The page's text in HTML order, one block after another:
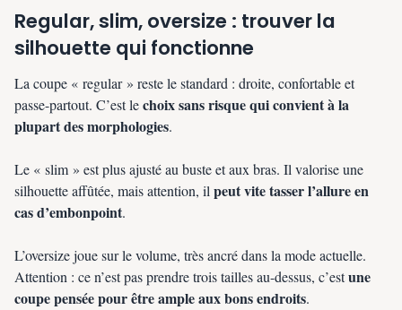
Regular, slim, oversize : trouver la
silhouette qui fonctionne
La coupe « regular » reste le standard : droite, confortable et
passe-partout. C’est lechoix sans risque qui convient à la
plupart des morphologies.
Le « slim » est plus ajusté au buste et aux bras. Il valorise une
silhouette affûtée, mais attention, il peut vite tasser l’allure en
cas d’embonpoint.
L’oversize joue sur le volume, très ancré dans la mode actuelle.
Attention : ce n’est pas prendre trois tailles au-dessus, c’estune
coupe pensée pour être ample aux bons endroits.